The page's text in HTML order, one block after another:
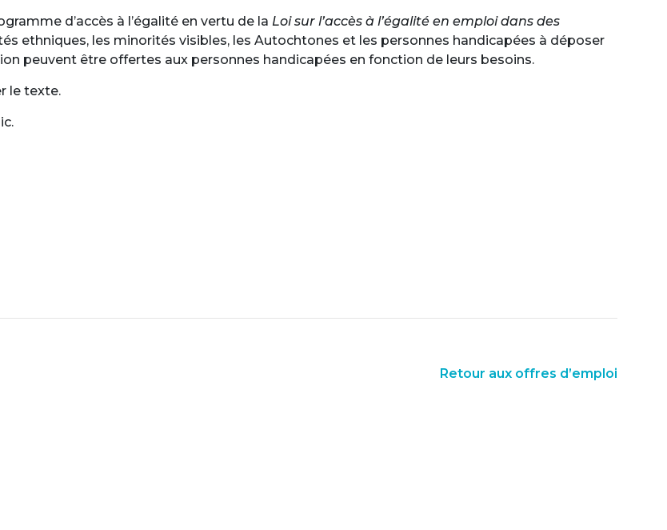
d’accès à l’égalité en vertu de la Loi sur l’accès à l’égalité en emploi dans des
ethniques, les minorités visibles, les Autochtones et les personnes handicapées à déposer
peuvent être offertes aux personnes handicapées en fonction de leurs besoins.
le texte.
Retour aux offres d’emploi